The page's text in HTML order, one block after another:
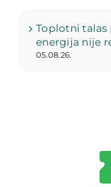
Toplotni talas
energija nije
05.08.26.